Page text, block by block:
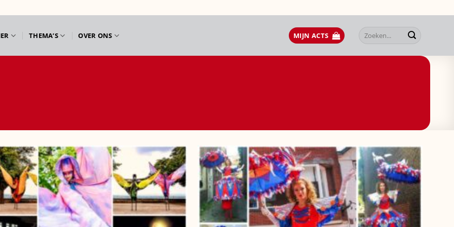
THEMA’S OVER ONS MIJN ACTS
Zoeken
naar: